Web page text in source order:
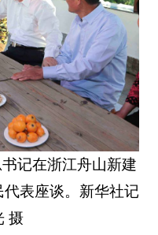
记在浙江舟山新建
表座谈。新华社记
摄